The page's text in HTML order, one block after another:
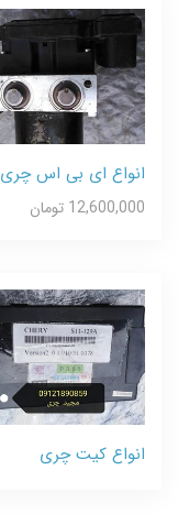
انواع ای بی اس چری
12,600,000 تومان
انواع کیت چری